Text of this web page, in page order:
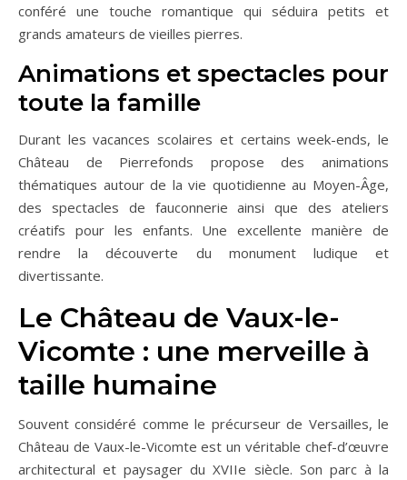
conféré une touche romantique qui séduira petits et
grands amateurs de vieilles pierres.
Animations et spectacles pour
toute la famille
Durant les vacances scolaires et certains week-ends, le
Château de Pierrefonds propose des animations
thématiques autour de la vie quotidienne au Moyen-Âge,
des spectacles de fauconnerie ainsi que des ateliers
créatifs pour les enfants. Une excellente manière de
rendre la découverte du monument ludique et
divertissante.
Le Château de Vaux-le-
Vicomte : une merveille à
taille humaine
Souvent considéré comme le précurseur de Versailles, le
Château de Vaux-le-Vicomte est un véritable chef-d’œuvre
architectural et paysager du XVIIe siècle. Son parc à la